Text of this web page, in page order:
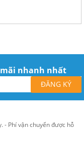
nhanh nhất
- Phí vận chuyển được hỗ